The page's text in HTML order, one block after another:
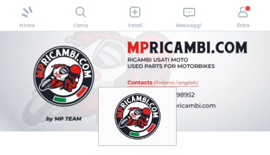
Home Cerca Vendi Messaggi Entra